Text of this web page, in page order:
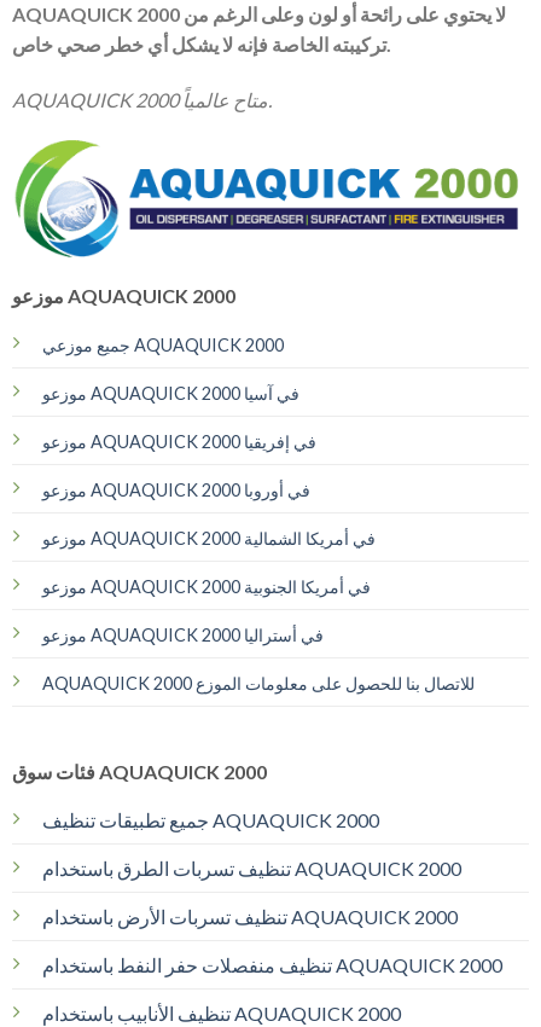
AQUAQUICK 2000 لا يحتوي على رائحة أو لون وعلى الرغم من
تركيبته الخاصة فإنه لا يشكل أي خطر صحي خاص.
AQUAQUICK 2000 متاح عالمياً.
موزعو AQUAQUICK 2000
جميع موزعي AQUAQUICK 2000
موزعو AQUAQUICK 2000 في آسيا
موزعو AQUAQUICK 2000 في إفريقيا
موزعو AQUAQUICK 2000 في أوروبا
موزعو AQUAQUICK 2000 في أمريكا الشمالية
موزعو AQUAQUICK 2000 في أمريكا الجنوبية
موزعو AQUAQUICK 2000 في أستراليا
AQUAQUICK 2000 للاتصال بنا للحصول على معلومات الموزع
فئات سوق AQUAQUICK 2000
جميع تطبيقات تنظيف AQUAQUICK 2000
تنظيف تسربات الطرق باستخدام AQUAQUICK 2000
تنظيف تسربات الأرض باستخدام AQUAQUICK 2000
تنظيف منفصلات حفر النفط باستخدام AQUAQUICK 2000
تنظيف الأنابيب باستخدام AQUAQUICK 2000